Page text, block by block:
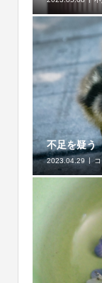
不足を疑う
2023.04.29